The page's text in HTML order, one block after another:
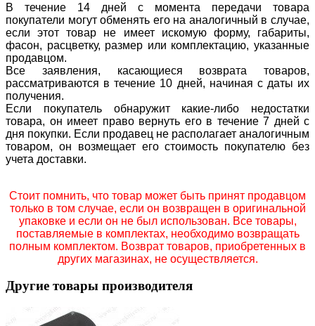
В течение 14 дней с момента передачи товара
покупатели могут обменять его на аналогичный в случае,
если этот товар не имеет искомую форму, габариты,
фасон, расцветку, размер или комплектацию, указанные
продавцом.
Все заявления, касающиеся возврата товаров,
рассматриваются в течение 10 дней, начиная с даты их
получения.
Если покупатель обнаружит какие-либо недостатки
товара, он имеет право вернуть его в течение 7 дней с
дня покупки. Если продавец не располагает аналогичным
товаром, он возмещает его стоимость покупателю без
учета доставки.
Стоит помнить, что товар может быть принят продавцом
только в том случае, если он возвращен в оригинальной
упаковке и если он не был использован. Все товары,
поставляемые в комплектах, необходимо возвращать
полным комплектом. Возврат товаров, приобретенных в
других магазинах, не осуществляется.
Другие товары производителя